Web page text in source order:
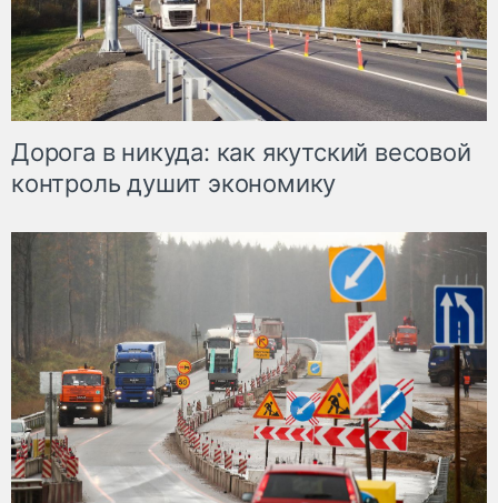
Дорога в никуда: как якутский весовой
контроль душит экономику